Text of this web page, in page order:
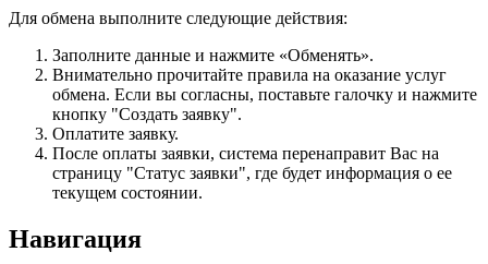
Для обмена выполните следующие действия:
Заполните данные и нажмите «Обменять».
Внимательно прочитайте правила на оказание услуг
обмена. Если вы согласны, поставьте галочку и нажмите
кнопку "Создать заявку".
Оплатите заявку.
После оплаты заявки, система перенаправит Вас на
страницу "Статус заявки", где будет информация о ее
текущем состоянии.
Навигация